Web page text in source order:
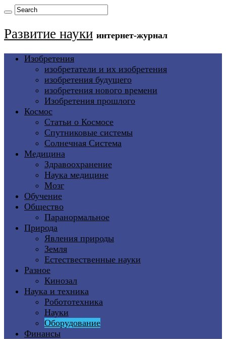
Развитие науки интернет-журнал
Изобретения
изобретатели и их изобретения
изобретения будущего
изобретения нового времени
Изобретения прошлого
Космос
Статьи о Космосе
Спутниковые системы
Солнечная Система
Медицина
Здравоохранение
Наука медицине
Мозг
Обучение
Общество
Паранормальное
Природа
Явления природы
Земля
Естествественные науки
Разное
Кинозал
Наука и техника
Робототехника
Науки
Оборудование
Финансы